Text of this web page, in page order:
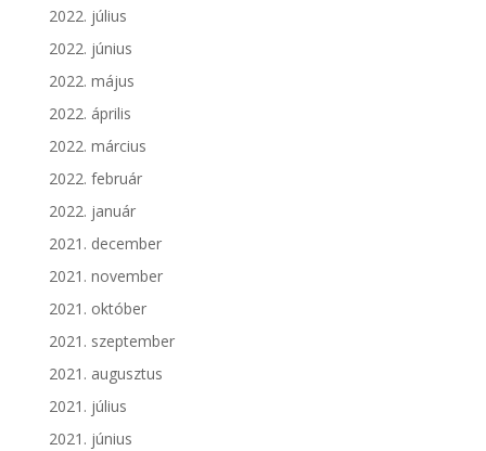
2022. július
2022. június
2022. május
2022. április
2022. március
2022. február
2022. január
2021. december
2021. november
2021. október
2021. szeptember
2021. augusztus
2021. július
2021. június